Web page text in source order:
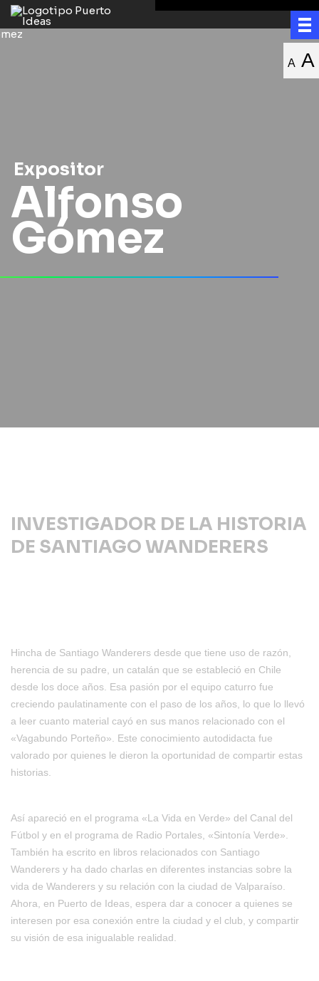
A A
Expositor
Alfonso
Gómez
INVESTIGADOR DE LA HISTORIA
DE SANTIAGO WANDERERS
Hincha de Santiago Wanderers desde que tiene uso de razón,
herencia de su padre, un catalán que se estableció en Chile
desde los doce años. Esa pasión por el equipo caturro fue
creciendo paulatinamente con el paso de los años, lo que lo llevó
a leer cuanto material cayó en sus manos relacionado con el
«Vagabundo Porteño». Este conocimiento autodidacta fue
valorado por quienes le dieron la oportunidad de compartir estas
historias.
Así apareció en el programa «La Vida en Verde» del Canal del
Fútbol y en el programa de Radio Portales, «Sintonía Verde».
También ha escrito en libros relacionados con Santiago
Wanderers y ha dado charlas en diferentes instancias sobre la
vida de Wanderers y su relación con la ciudad de Valparaíso.
Ahora, en Puerto de Ideas, espera dar a conocer a quienes se
interesen por esa conexión entre la ciudad y el club, y compartir
su visión de esa inigualable realidad.